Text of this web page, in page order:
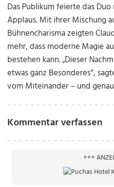
Das Publikum feierte das
Applaus. Mit ihrer Mischung
Bühnencharisma zeigten
mehr, dass moderne Magie
bestehen kann. „Dieser
etwas ganz Besonderes“,
vom Miteinander – und
Kommentar verfassen
+++